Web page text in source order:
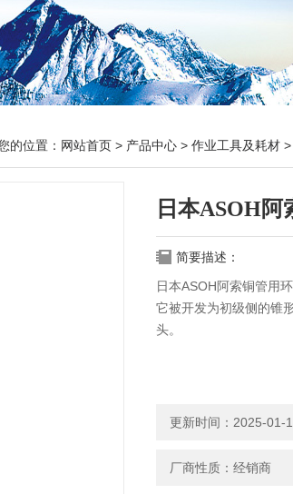
的位置： 网站首页 > 产品中心 > 作业工具及耗材 >
日本ASOH
简要描述：
日本ASOH阿索铜管用
它被开发为初级侧的锥
头。
更新时间：2025-01-
厂商性质：经销商